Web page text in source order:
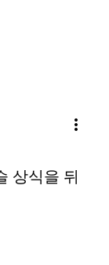
more_vert
상식을 뒤